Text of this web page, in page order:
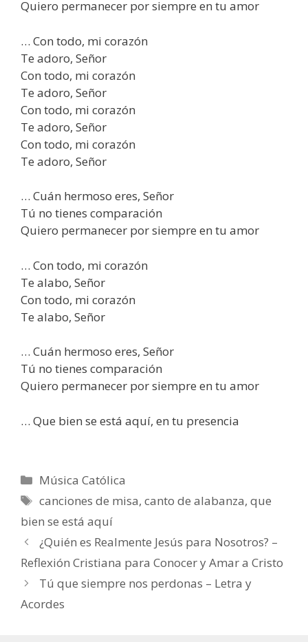
Quiero permanecer por siempre en tu amor
… Con todo, mi corazón
Te adoro, Señor
Con todo, mi corazón
Te adoro, Señor
Con todo, mi corazón
Te adoro, Señor
Con todo, mi corazón
Te adoro, Señor
… Cuán hermoso eres, Señor
Tú no tienes comparación
Quiero permanecer por siempre en tu amor
… Con todo, mi corazón
Te alabo, Señor
Con todo, mi corazón
Te alabo, Señor
… Cuán hermoso eres, Señor
Tú no tienes comparación
Quiero permanecer por siempre en tu amor
… Que bien se está aquí, en tu presencia
Categorías
Música Católica
Etiquetas
canciones de misa,canto de alabanza,que
bien se está aquí
¿Quién es Realmente Jesús para Nosotros? –
Reflexión Cristiana para Conocer y Amar a Cristo
Tú que siempre nos perdonas – Letra y
Acordes